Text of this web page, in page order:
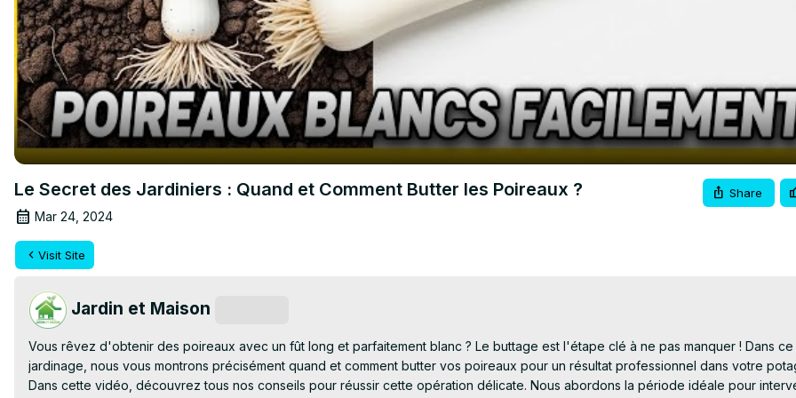
Le Secret des Jardiniers : Quand et Comment Butter les Poireaux ?
Mar 24, 2024
Share
Visit Site
Jardin et Maison
Vous rêvez d'obtenir des poireaux avec un fût long et parfaitement blanc ? Le buttage est l'étape clé à ne pas manquer ! Dans
jardinage, nous vous montrons précisément quand et comment butter vos poireaux pour un résultat professionnel dans votre
Dans cette vidéo, découvrez tous nos conseils pour réussir cette opération délicate. Nous abordons la période idéale pour